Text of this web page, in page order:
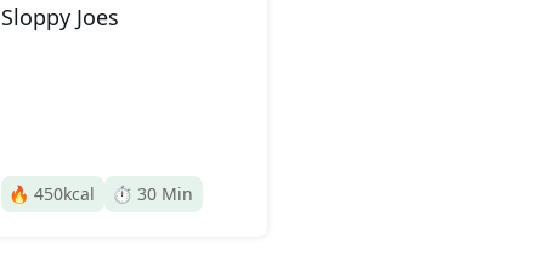
Sloppy Joes
🔥 450kcal ⏱️ 30 Min